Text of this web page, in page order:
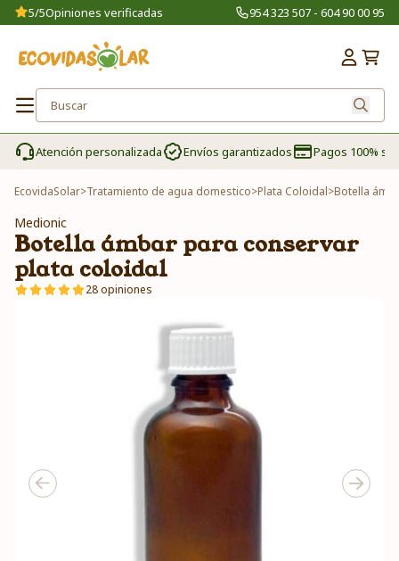
5/5Opiniones verificadas 954 323 507 - 604 90 00 95
Atención personalizada Envíos garantizados Pagos 100%
EcovidaSolar>Tratamiento de agua domestico>Plata Coloidal>Botella
Medionic
Botella ámbar para conservar
plata coloidal
28 opiniones